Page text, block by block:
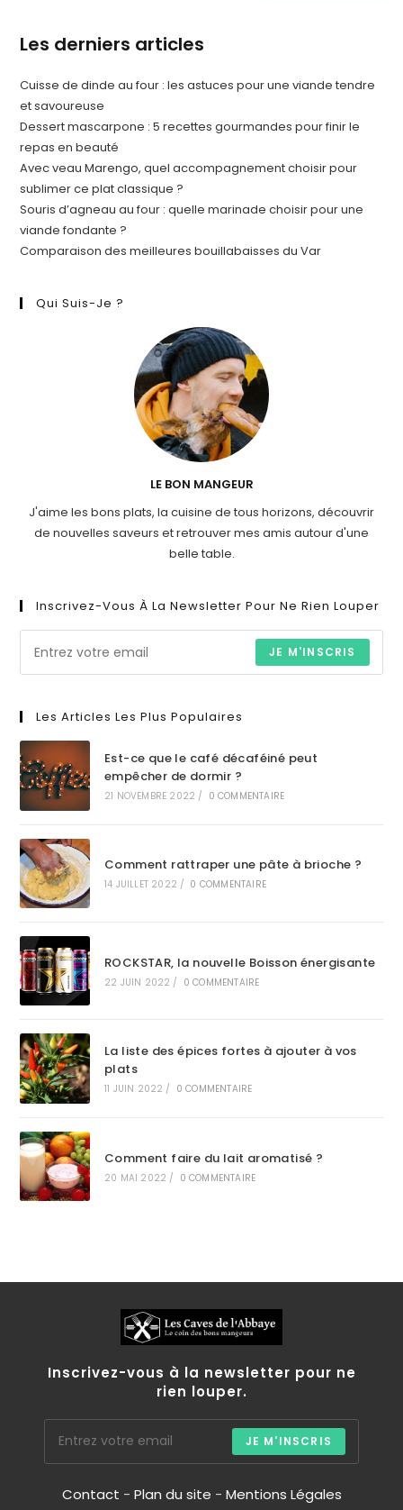
Les derniers articles
Cuisse de dinde au four : les astuces pour une viande tendre
et savoureuse
Dessert mascarpone : 5 recettes gourmandes pour finir le
repas en beauté
Avec veau Marengo, quel accompagnement choisir pour
sublimer ce plat classique ?
Souris d’agneau au four : quelle marinade choisir pour une
viande fondante ?
Comparaison des meilleures bouillabaisses du Var
Qui Suis-Je ?
LE BON MANGEUR
J'aime les bons plats, la cuisine de tous horizons, découvrir
de nouvelles saveurs et retrouver mes amis autour d'une
belle table.
Inscrivez-Vous À La Newsletter Pour Ne Rien Louper
JE M'INSCRIS
Les Articles Les Plus Populaires
Est-ce que le café décaféiné peut
empêcher de dormir ?
21 NOVEMBRE 2022 / 0 COMMENTAIRE
Comment rattraper une pâte à brioche ?
14 JUILLET 2022 / 0 COMMENTAIRE
ROCKSTAR, la nouvelle Boisson énergisante
22 JUIN 2022 / 0 COMMENTAIRE
La liste des épices fortes à ajouter à vos
plats
11 JUIN 2022 / 0 COMMENTAIRE
Comment faire du lait aromatisé ?
20 MAI 2022 / 0 COMMENTAIRE
Inscrivez-vous à la newsletter pour ne
rien louper.
JE M'INSCRIS
Contact - Plan du site - Mentions Légales